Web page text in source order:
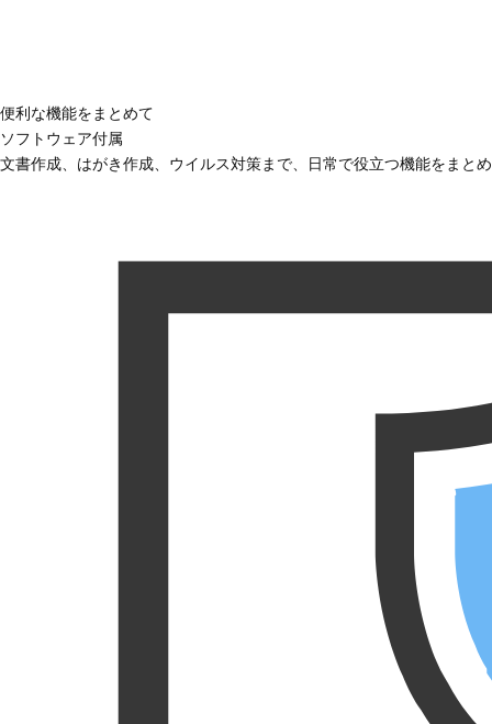
便利な機能をまとめて
ソフトウェア付属
文書作成、はがき作成、ウイルス対策まで、日常で役立つ機能をまと